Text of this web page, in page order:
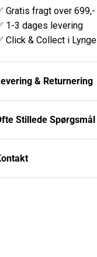
Gratis fragt over 699,-
1-3 dages levering
Click & Collect i Lynge
& Returnering
Stillede Spørgsmål